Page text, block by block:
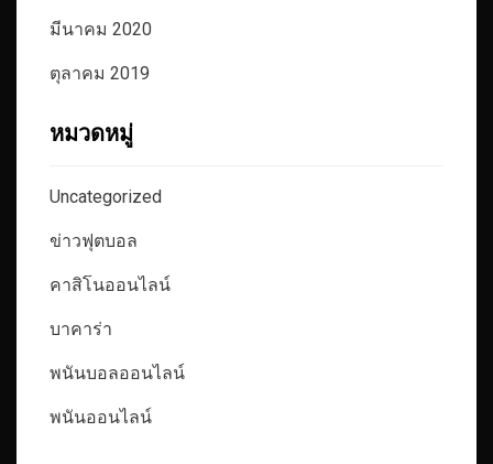
มีนาคม 2020
ตุลาคม 2019
หมวดหมู่
Uncategorized
ข่าวฟุตบอล
คาสิโนออนไลน์
บาคาร่า
พนันบอลออนไลน์
พนันออนไลน์